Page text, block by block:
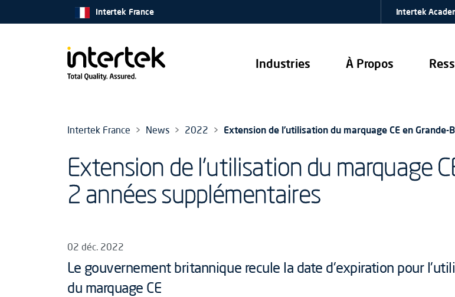
Industries À Propos
Intertek France Intertek
Intertek France News 2022 Extension de l’utilisation du marquage CE en
Extension de l’utilisation du marquage
2 années supplémentaires
02 déc. 2022
Le gouvernement britannique recule la date d'expiration pour
du marquage CE